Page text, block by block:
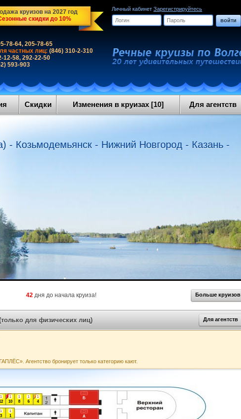
круизов на 2027 год
скидки до 10%
Личный кабинет Зарегистрируйтесь
войти
78-64, 205-78-65
частных лиц: (846) 310-2-310
12-58, 292-22-50
593-903
Скидки Изменения в круизах [10] Для агентств
Козьмодемьянск - Нижний Новгород - Казань -
42 дня до начала круиза! Больше круизов
для физических лиц) Для агентств
Агентство бронирует только категорию кают.
1
1
1
10
1
1
3
1
4
1
6
1
8
2+1
А
2+1
Б